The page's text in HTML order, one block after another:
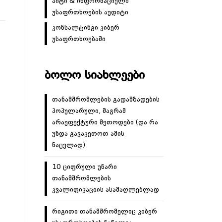
უსაფრთხოების აუდიტი
კონსალტინგი კიბერ
უსაფრთხოებაში
ᲑᲝᲚᲝ ᲡᲘᲐᲮᲚᲔᲔᲑᲘ
თანამშრომლების გადამზადების
პოპულარული, მაგრამ
არაეფექტური მეთოდები (და რა
უნდა გავაკეთოთ ამის
ნაცვლად)
10 ციფრული უნარი
თანამშრომლების
კვალიფიკაციის ასამაღლებლად
რიგითი თანამშრომელიც კიბერ